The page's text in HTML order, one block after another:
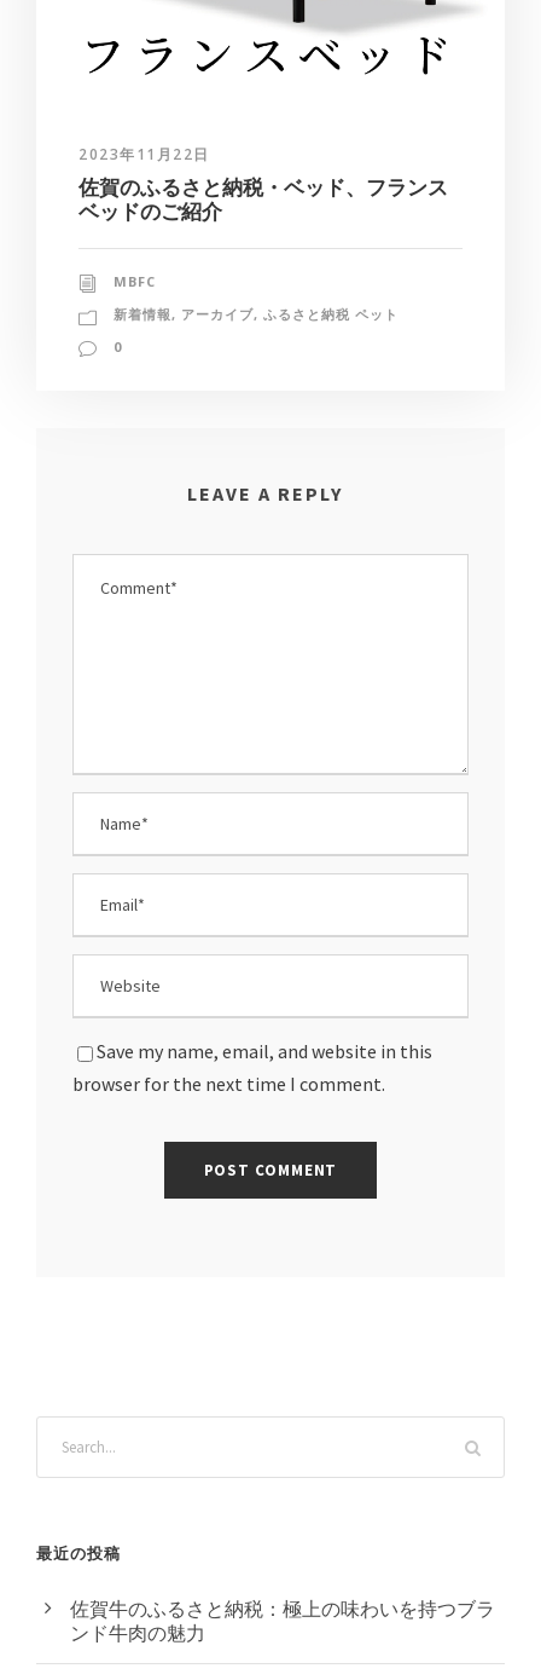
2023年11月22日
佐賀のふるさと納税・ベッド、フランス
ベッドのご紹介
MBFC
新着情報, アーカイブ, ふるさと納税 ペット
0
LEAVE A REPLY
Save my name, email, and website in this
browser for the next time I comment.
最近の投稿
佐賀牛のふるさと納税：極上の味わいを持つブラ
ンド牛肉の魅力